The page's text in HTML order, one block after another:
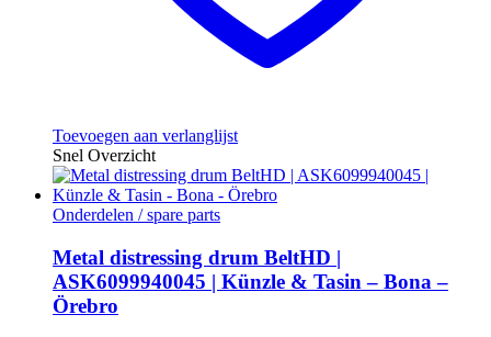
Toevoegen aan verlanglijst
Snel Overzicht
Onderdelen / spare parts
Metal distressing drum BeltHD |
ASK6099940045 | Künzle & Tasin – Bona –
Örebro